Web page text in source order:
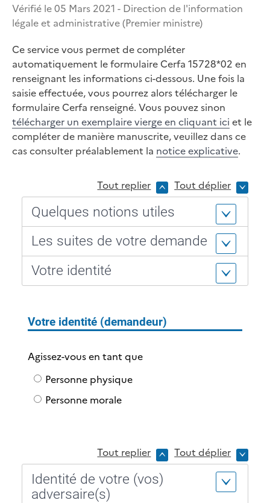
a
t
e
u
r
P
a
r
Vérifié le 05 Mars 2021 - Direction de l'information
légale et administrative (Premier ministre)
Ce service vous permet de compléter
automatiquement le formulaire Cerfa 15728*02 en
renseignant les informations ci-dessous. Une fois la
saisie effectuée, vous pourrez alors télécharger le
formulaire Cerfa renseigné. Vous pouvez sinon
télécharger un exemplaire vierge en cliquant ici et le
compléter de manière manuscrite, veuillez dans ce
cas consulter préalablement la notice explicative.
Tout replier Tout déplier
Quelques notions utiles
Les suites de votre demande
Votre identité
Votre identité (demandeur)
Agissez-vous en tant que
Agissez-vous en tant que
Personne physique
Personne morale
Tout replier Tout déplier
Identité de votre (vos)
adversaire(s)